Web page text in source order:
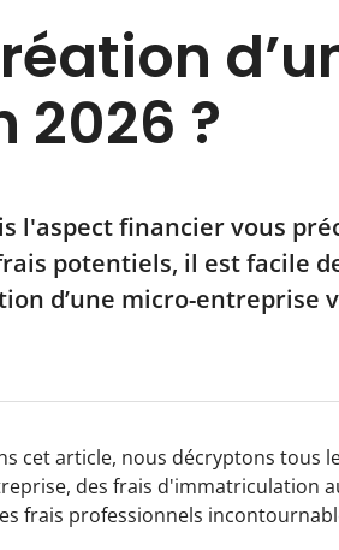
?
financier vous
potentiels, il est facile
d’une micro-entreprise
cet article, nous décryptons tous
des frais d'immatriculation
frais professionnels